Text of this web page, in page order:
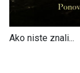
Ako niste znali...